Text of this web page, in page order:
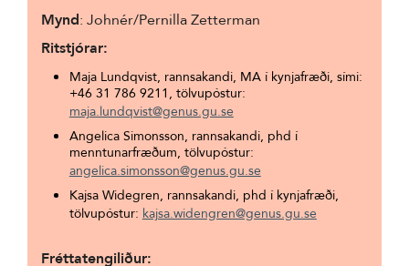
Mynd: Johnér/Pernilla Zetterman
Ritstjórar:
Maja Lundqvist, rannsakandi, MA í kynjafræði, sími:
+46 31 786 9211, tölvupóstur:
maja.lundqvist@genus.gu.se
Angelica Simonsson, rannsakandi, phd í
menntunarfræðum, tölvupóstur:
angelica.simonsson@genus.gu.se
Kajsa Widegren, rannsakandi, phd í kynjafræði,
tölvupóstur: kajsa.widengren@genus.gu.se
Fréttatengiliður: